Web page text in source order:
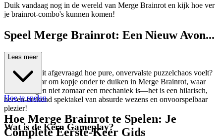
Duik vandaag nog in de wereld van Merge Brainrot en kijk hoe ver
je brainrot-combo's kunnen komen!
Speel Merge Brainrot: Een Nieuw Avon...
tuur Wacht!
Heb je je ooit afgevraagd hoe pure, onvervalste puzzelchaos voelt?
Maak je klaar om kopje onder te duiken in Merge Brainrot, waar
samenvoegen niet zomaar een mechaniek is—het is een hilarisch,
hersen-brekend spektakel van absurde wezens en onvoorspelbaar
plezier!
Wat is de Kern Gameplay?
Lees meer
Hoe te spelen
Hoe Merge Brainrot te Spelen: Je
Complete Eerste-Keer Gids